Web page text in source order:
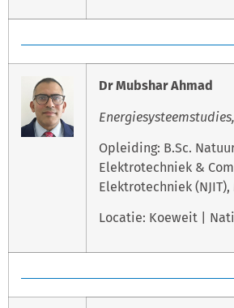
Dr Mubshar Ahmad
Opleiding: B.Sc.
Elektrotechniek &
Elektrotechniek (NJIT),
Locatie: Koeweit |